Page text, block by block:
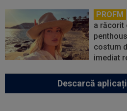
PROFM
a răcorit
costum
imediat
Descarcă